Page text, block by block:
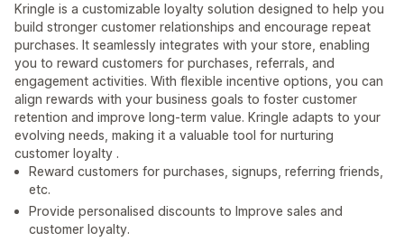
Kringle is a customizable loyalty solution designed to help you
build stronger customer relationships and encourage repeat
purchases. It seamlessly integrates with your store, enabling
you to reward customers for purchases, referrals, and
engagement activities. With flexible incentive options, you can
align rewards with your business goals to foster customer
retention and improve long-term value. Kringle adapts to your
evolving needs, making it a valuable tool for nurturing
customer loyalty .
Reward customers for purchases, signups, referring friends,
etc.
Provide personalised discounts to Improve sales and
customer loyalty.